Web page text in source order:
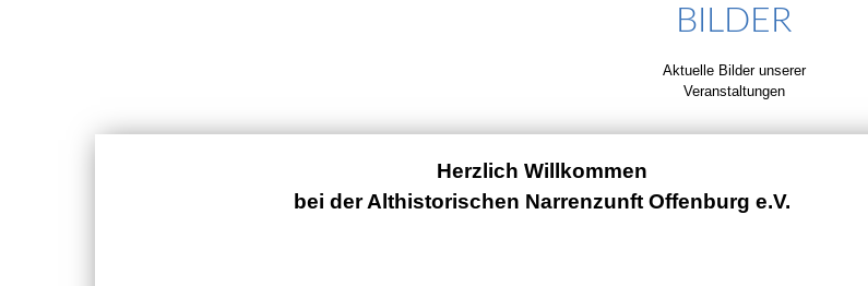
BILDER
Aktuelle Bilder unserer
Veranstaltungen
Herzlich Willkommen
bei der Althistorischen Narrenzunft Offenburg e.V.